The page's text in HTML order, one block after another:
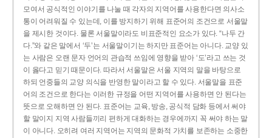
모여서 공식적인 이야기를 나눌 때 각자의 지역어를 사용한다면 의사소
통이 어려워질 수 있는데, 이를 방지하기 위해 표준어의 조건으로 서울말
을 제시한 것이다. 물론 서울말이라도 비표준적인 요소가 있다. “나두 간
다.”와 같은 말에서 ‘두’는 서울말이기는 하지만 표준어는 아니다. 교양 있
는 사람은 오랜 문자 언어의 관습적 쓰임에 영향을 받아 ‘도’라고 쓰는 것
이 옳다고 믿기 때문이다. 따라서 서울말은 서울 지역의 말을 바탕으로
하되 언중들의 교양 의식을 반영한 말이라고 할 수 있다. 서울말을 표준
어의 조건으로 한다는 이러한 규정을 어떤 지역어를 사용하면 안 된다는
뜻으로 오해하면 안 된다. 표준어는 교육, 방송, 공식적 담화 등에서 써야
할 말이지 지역 사람들끼리 편하게 대화하는 경우에까지 꼭 써야 하는 말
이 아니다. 오히려 여러 지역어는 지역의 문화적 가치를 보존하는 소중한